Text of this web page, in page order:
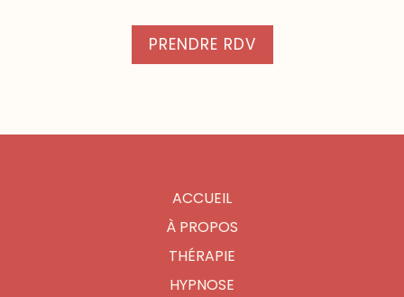
PRENDRE RDV
ACCUEIL
À PROPOS
THÉRAPIE
HYPNOSE